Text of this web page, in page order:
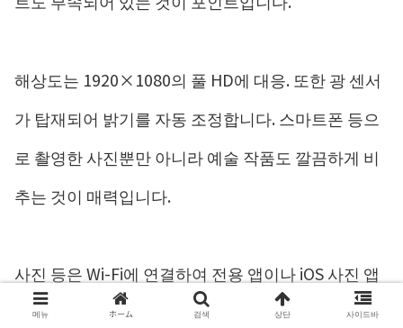
해상도는 1920×1080의 풀 HD에 대응. 또한 광 센서
가 탑재되어 밝기를 자동 조정합니다. 스마트폰 등으
로 촬영한 사진뿐만 아니라 예술 작품도 깔끔하게 비
추는 것이 매력입니다.
사진 등은 Wi-Fi에 연결하여 전용 앱이나 iOS 사진 앱
에서 전송할 수 있습니다. 전용 앱에서는 재생목록을
메뉴 ホーム 검색 상단 사이드바